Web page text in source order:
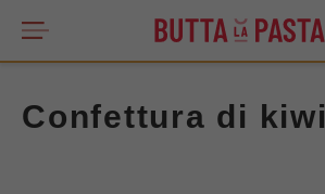
Confettura di kiwi